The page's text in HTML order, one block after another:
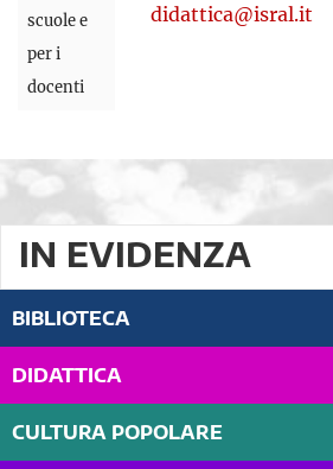
scuole e
per i
docenti
didattica@isral.it
IN EVIDENZA
BIBLIOTECA
DIDATTICA
CULTURA POPOLARE